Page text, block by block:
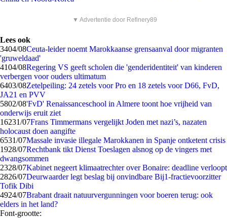
▼ Advertentie door Refinery89
Lees ook
3404/08Ceuta-leider noemt Marokkaanse grensaanval door migranten
'gruweldaad'
4104/08Regering VS geeft scholen die 'genderidentiteit' van kinderen
verbergen voor ouders ultimatum
6403/08Zetelpeiling: 24 zetels voor Pro en 18 zetels voor D66, FvD,
JA21 en PVV
5802/08'FvD' Renaissanceschool in Almere toont hoe vrijheid van
onderwijs eruit ziet
16231/07Frans Timmermans vergelijkt Joden met nazi’s, nazaten
holocaust doen aangifte
6531/07Massale invasie illegale Marokkanen in Spanje ontketent crisis
1928/07Rechtbank tikt Dienst Toeslagen alsnog op de vingers met
dwangsommen
2328/07Kabinet negeert klimaatrechter over Bonaire: deadline verloopt
2826/07Deurwaarder legt beslag bij onvindbare Bij1-fractievoorzitter
Tofik Dibi
4924/07Brabant draait natuurvergunningen voor boeren terug: ook
elders in het land?
Font-grootte: